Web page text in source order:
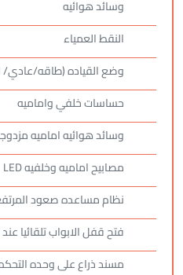
وسائد هوائيه
النقط العمياء
وضع القياده (طاقه/عادي/
حساسات خلفي واماميه
وسائد هوائيه اماميه مزدوجه
مصابيح اماميه وخلفيه LED
نظام مساعده صعود
فتح قفل الابواب تلقائيا عند
مسند ذراع على وحده